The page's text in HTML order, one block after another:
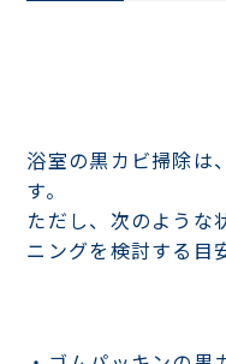
浴室の黒カビ掃除は
す。
ただし、次のような
ニングを検討する目